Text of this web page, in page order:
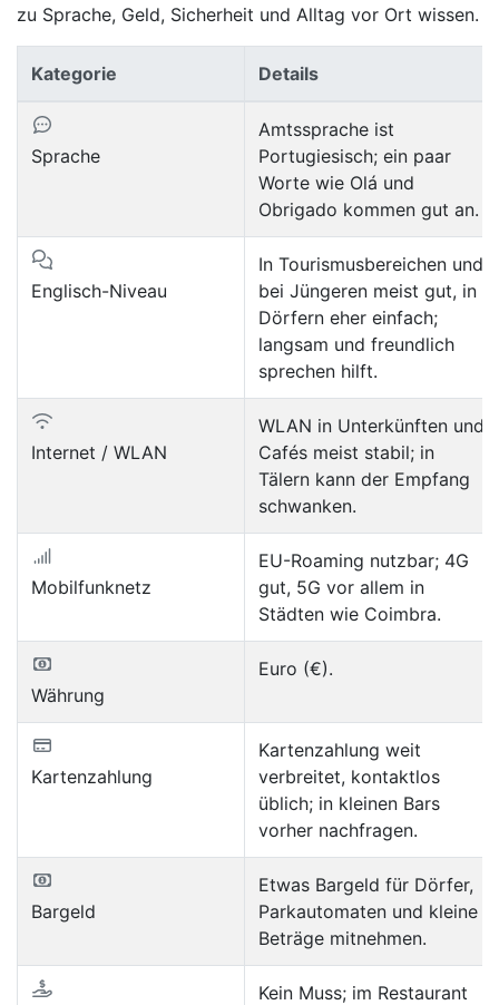
zu Sprache, Geld, Sicherheit und Alltag vor Ort wissen.
Kategorie Details
Sprache
Amtssprache ist
Portugiesisch; ein paar
Worte wie Olá und
Obrigado kommen gut an.
Englisch-Niveau
In Tourismusbereichen und
bei Jüngeren meist gut, in
Dörfern eher einfach;
langsam und freundlich
sprechen hilft.
Internet / WLAN
WLAN in Unterkünften und
Cafés meist stabil; in
Tälern kann der Empfang
schwanken.
Mobilfunknetz
EU-Roaming nutzbar; 4G
gut, 5G vor allem in
Städten wie Coimbra.
Währung
Euro (€).
Kartenzahlung
Kartenzahlung weit
verbreitet, kontaktlos
üblich; in kleinen Bars
vorher nachfragen.
Bargeld
Etwas Bargeld für Dörfer,
Parkautomaten und kleine
Beträge mitnehmen.
Kein Muss; im Restaurant